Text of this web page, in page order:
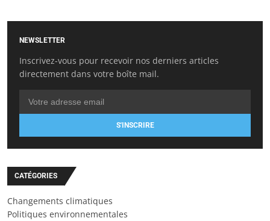
NEWSLETTER
Inscrivez-vous pour recevoir nos derniers articles
directement dans votre boîte mail.
S'INSCRIRE
CATÉGORIES
Changements climatiques
Politiques environnementales